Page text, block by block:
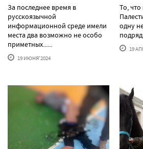
За последнее время в
русскоязычной
информационной среде имели
места два возможно не особо
приметных......
19 ИЮНЯ'2024
То, что
одну
19